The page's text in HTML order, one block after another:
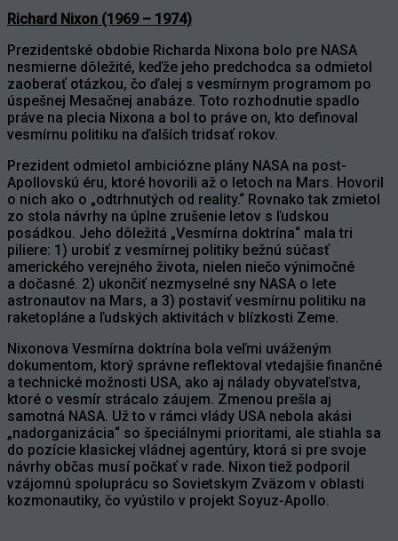
Richard Nixon (1969 – 1974)
Prezidentské obdobie Richarda Nixona bolo pre NASA
nesmierne dôležité, keďže jeho predchodca sa odmietol
zaoberať otázkou, čo ďalej s vesmírnym programom po
úspešnej Mesačnej anabáze. Toto rozhodnutie spadlo
práve na plecia Nixona a bol to práve on, kto definoval
vesmírnu politiku na ďalších tridsať rokov.
Prezident odmietol ambiciózne plány NASA na post-
Apollovskú éru, ktoré hovorili až o letoch na Mars. Hovoril
o nich ako o „odtrhnutých od reality.“ Rovnako tak zmietol
zo stola návrhy na úplne zrušenie letov s ľudskou
posádkou. Jeho dôležitá „Vesmírna doktrína“ mala tri
piliere: 1) urobiť z vesmírnej politiky bežnú súčasť
amerického verejného života, nielen niečo výnimočné
a dočasné. 2) ukončiť nezmyselné sny NASA o lete
astronautov na Mars, a 3) postaviť vesmírnu politiku na
raketopláne a ľudských aktivitách v blízkosti Zeme.
Nixonova Vesmírna doktrína bola veľmi uváženým
dokumentom, ktorý správne reflektoval vtedajšie finančné
a technické možnosti USA, ako aj nálady obyvateľstva,
ktoré o vesmír strácalo záujem. Zmenou prešla aj
samotná NASA. Už to v rámci vlády USA nebola akási
„nadorganizácia“ so špeciálnymi prioritami, ale stiahla sa
do pozície klasickej vládnej agentúry, ktorá si pre svoje
návrhy občas musí počkať v rade. Nixon tiež podporil
vzájomnú spoluprácu so Sovietskym Zväzom v oblasti
kozmonautiky, čo vyústilo v projekt Soyuz-Apollo.